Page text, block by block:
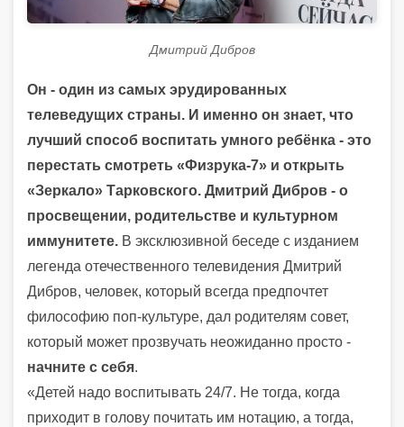
Дмитрий Дибров
Он - один из самых эрудированных
телеведущих страны. И именно он знает, что
лучший способ воспитать умного ребёнка - это
перестать смотреть «Физрука-7» и открыть
«Зеркало» Тарковского. Дмитрий Дибров - о
просвещении, родительстве и культурном
иммунитете. В эксклюзивной беседе с изданием
легенда отечественного телевидения Дмитрий
Дибров, человек, который всегда предпочтет
философию поп-культуре, дал родителям совет,
который может прозвучать неожиданно просто -
начните с себя.
«Детей надо воспитывать 24/7. Не тогда, когда
приходит в голову почитать им нотацию, а тогда,